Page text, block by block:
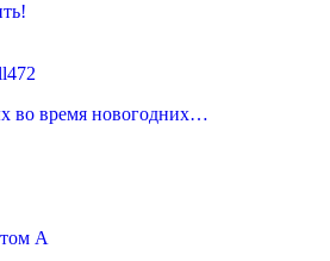
во время новогодних…
А